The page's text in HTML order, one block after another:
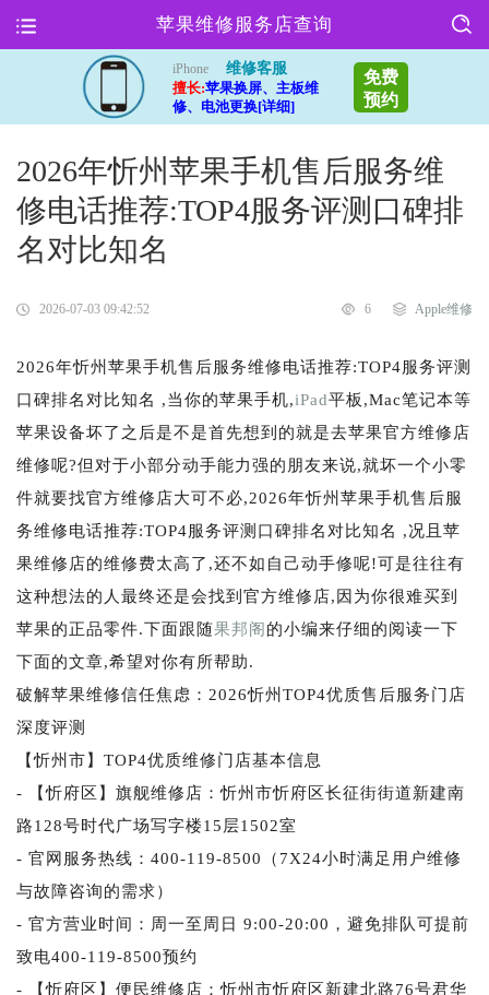
苹果维修服务店查询
iPhone
维修客服
擅长:苹果换屏、主板维
修、电池更换[详细]
免费
预约
2026年忻州苹果手机售后服务维
修电话推荐:TOP4服务评测口碑排
名对比知名
2026-07-03 09:42:52 6 Apple维修
2026年忻州苹果手机售后服务维修电话推荐:TOP4服务评测
口碑排名对比知名 ,当你的苹果手机,iPad平板,Mac笔记本等
苹果设备坏了之后是不是首先想到的就是去苹果官方维修店
维修呢?但对于小部分动手能力强的朋友来说,就坏一个小零
件就要找官方维修店大可不必,2026年忻州苹果手机售后服
务维修电话推荐:TOP4服务评测口碑排名对比知名 ,况且苹
果维修店的维修费太高了,还不如自己动手修呢!可是往往有
这种想法的人最终还是会找到官方维修店,因为你很难买到
苹果的正品零件.下面跟随果邦阁的小编来仔细的阅读一下
下面的文章,希望对你有所帮助.
破解苹果维修信任焦虑：2026忻州TOP4优质售后服务门店
深度评测
【忻州市】TOP4优质维修门店基本信息
- 【忻府区】旗舰维修店：忻州市忻府区长征街街道新建南
路128号时代广场写字楼15层1502室
- 官网服务热线：400-119-8500（7X24小时满足用户维修
与故障咨询的需求）
- 官方营业时间：周一至周日 9:00-20:00，避免排队可提前
致电400-119-8500预约
- 【忻府区】便民维修店：忻州市忻府区新建北路76号君华